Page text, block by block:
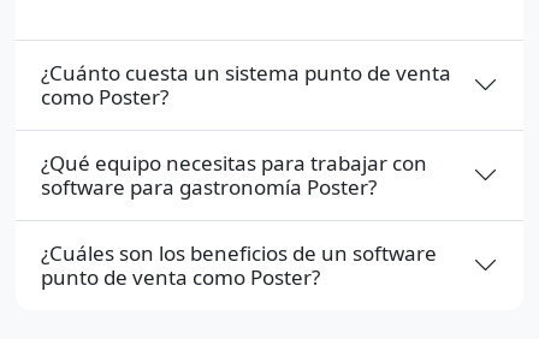
¿Cuánto cuesta un sistema punto de venta
como Poster?
¿Qué equipo necesitas para trabajar con
software para gastronomía Poster?
¿Cuáles son los beneficios de un software
punto de venta como Poster?